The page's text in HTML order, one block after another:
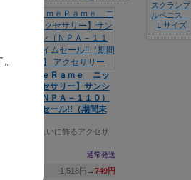
【ＲａｍｅＲａｍｅ ニッ
プルアクセサリー】サンシ
ャイン（ＮＰＡ－１１０）
【タイムセール!!（期間未
乳首をきれいに飾るアクセサ
通常発送
1,518円→749円
スクランブ
ルペニス
Ｌサイズ